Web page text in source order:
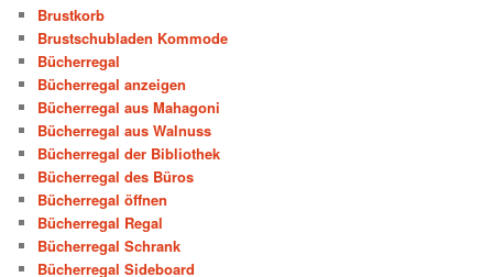
Brustkorb
Brustschubladen Kommode
Bücherregal
Bücherregal anzeigen
Bücherregal aus Mahagoni
Bücherregal aus Walnuss
Bücherregal der Bibliothek
Bücherregal des Büros
Bücherregal öffnen
Bücherregal Regal
Bücherregal Schrank
Bücherregal Sideboard